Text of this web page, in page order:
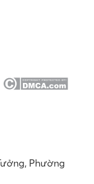
Phường